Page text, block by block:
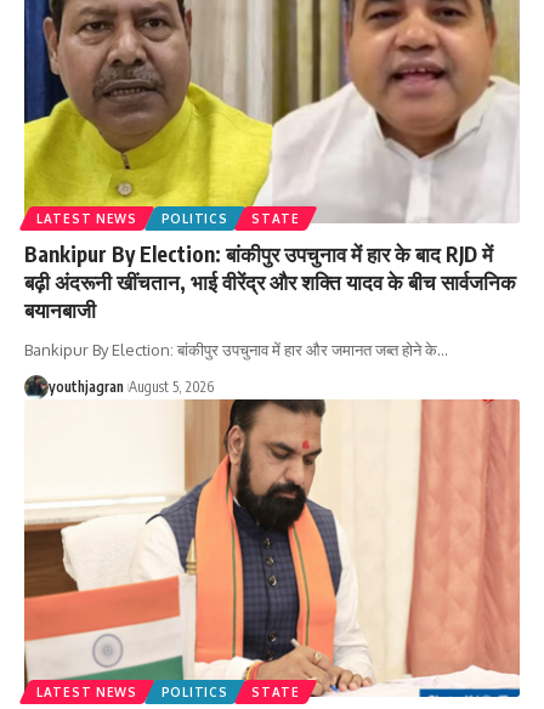
LATEST NEWS POLITICS STATE
Bankipur By Election: बांकीपुर उपचुनाव में हार के बाद RJD में
बढ़ी अंदरूनी खींचतान, भाई वीरेंद्र और शक्ति यादव के बीच सार्वजनिक
बयानबाजी
Bankipur By Election: बांकीपुर उपचुनाव में हार और जमानत जब्त होने के…
youthjagran August 5, 2026
LATEST NEWS POLITICS STATE